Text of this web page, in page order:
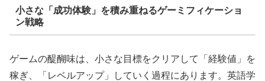
小さな「成功体験」を積み重ねるゲーミフィケーショ
ン戦略
ゲームの醍醐味は、小さな目標をクリアして「経験値」を
稼ぎ、「レベルアップ」していく過程にあります。英語学